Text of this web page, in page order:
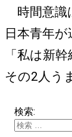
時間意識
日本青年
「私は新
その2人う
検索: